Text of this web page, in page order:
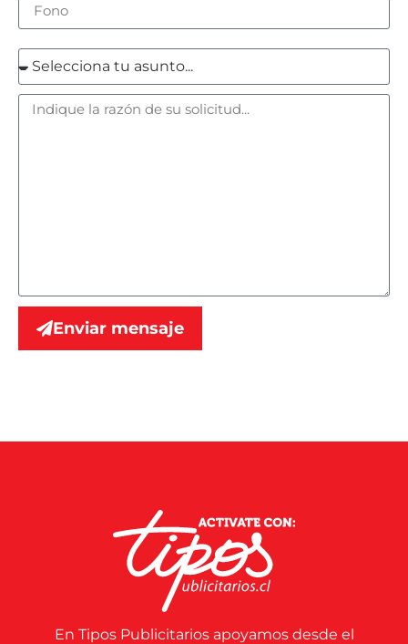
Enviar mensaje
En Tipos Publicitarios apoyamos desde el